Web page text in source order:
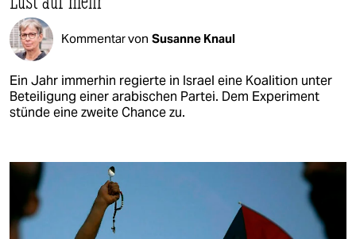
Kommentar von Susanne Knaul
Ein Jahr immerhin regierte in Israel eine Koalition unter
Beteiligung einer arabischen Partei. Dem Experiment
stünde eine zweite Chance zu.